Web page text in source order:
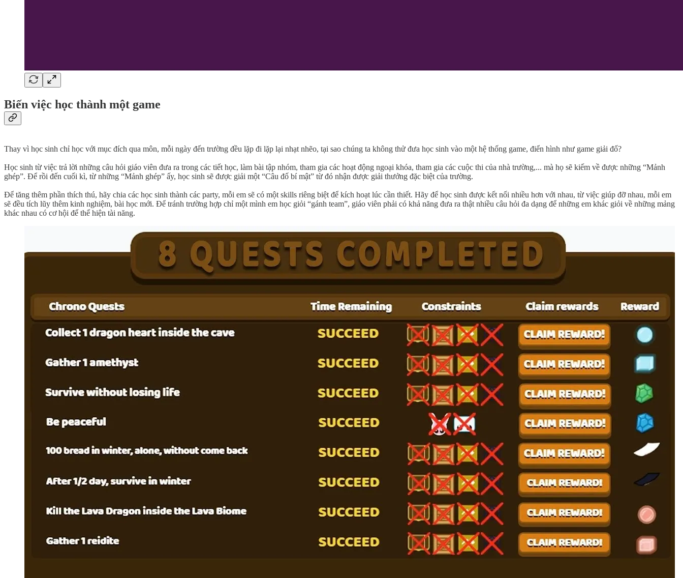
Biến việc học thành một game
Thay vì học sinh chỉ học với mục đích qua môn, mỗi ngày đến trường đều lặp đi lặp lại nhạt nhẽo, tại sao chúng ta không thử đưa học sinh vào một hệ thống game, điển hình như game giải đố?
Học sinh từ việc trả lời những câu hỏi giáo viên đưa ra trong các tiết học, làm bài tập nhóm, tham gia các hoạt động ngoại khóa, tham gia các cuộc thi của nhà trường,... mà họ sẽ kiếm về được những “Mảnh
ghép”. Để rồi đến cuối kì, từ những “Mảnh ghép” ấy, học sinh sẽ được giải một “Câu đố bí mật” từ đó nhận được giải thưởng đặc biệt của trường.
Để tăng thêm phần thích thú, hãy chia các học sinh thành các party, mỗi em sẽ có một skills riêng biệt để kích hoạt lúc cần thiết. Hãy để học sinh được kết nối nhiều hơn với nhau, từ việc giúp đỡ nhau, mỗi em
sẽ đều tích lũy thêm kinh nghiệm, bài học mới. Để tránh trường hợp chỉ một mình em học giỏi “gánh team”, giáo viên phải có khả năng đưa ra thật nhiều câu hỏi đa dạng để những em khác giỏi về những mảng
khác nhau có cơ hội để thể hiện tài năng.